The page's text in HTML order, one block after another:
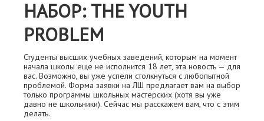
НАБОР: THE YOUTH
PROBLEM
Студенты высших учебных заведений, которым на момент
начала школы еще не исполнится 18 лет, эта новость — для
вас. Возможно, вы уже успели столкнуться с любопытной
проблемой. Форма заявки на ЛШ предлагает вам на выбор
только программы школьных мастерских (хотя вы уже
давно не школьники). Сейчас мы расскажем вам, что с этим
делать.